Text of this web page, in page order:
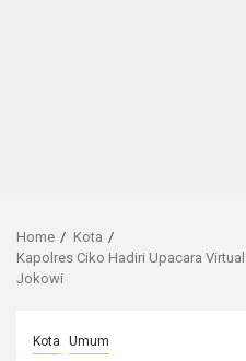
Home
Kota
Kapolres Ciko Hadiri Upacara
Jokowi
Kota Umum